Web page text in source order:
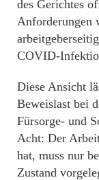
des Gerichtes
Anforderungen
COVID-
Diese Ansicht
Beweislast bei
Fürsorge- und
Acht: Der
hat, muss nur
Zustand